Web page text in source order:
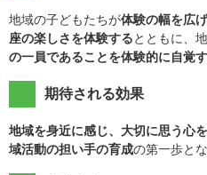
地域の子どもたちが体験の幅を広
座の楽しさを体験するとともに、
の一員であることを体験的に自覚
期待される効果
地域を身近に感じ、大切に思う心
域活動の担い手の育成の第一歩と